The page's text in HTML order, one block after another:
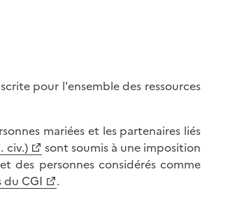
pour l'ensemble des ressources
mariées et les partenaires liés
civ.)
sont soumis à une imposition
des personnes considérés comme
du CGI
.